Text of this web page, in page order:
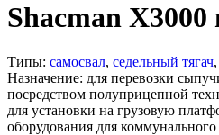
Shacman X3000
Типы: самосвал, седельный тягач,
Назначение: для перевозки
посредством полуприцепной
для установки на грузовую
оборудования для коммунального